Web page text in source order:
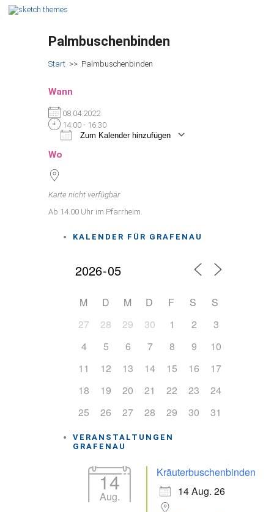
Palmbuschenbinden
Start >> Palmbuschenbinden
Wann
08.04.2022
14:00 - 16:30
Zum Kalender hinzufügen
Wo
Karte nicht verfügbar
Ab 14.00 Uhr im Pfarrheim.
KALENDER FÜR GRAFENAU
M D M D F S
S
27
28 29 30 1 2
3
4
5 6 7 8 9
10
11
12 13 14 15 16
17
18
19 20 21 22 23
24
25
26 27 28 29 30 31
VERANSTALTUNGEN
GRAFENAU
14
Aug.
Kräuterbuschenbinden
14 Aug. 26